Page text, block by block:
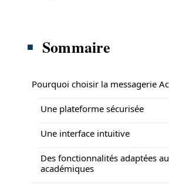
Sommaire
Pourquoi choisir la messagerie Ac
Une plateforme sécurisée
Une interface intuitive
Des fonctionnalités adaptées
académiques